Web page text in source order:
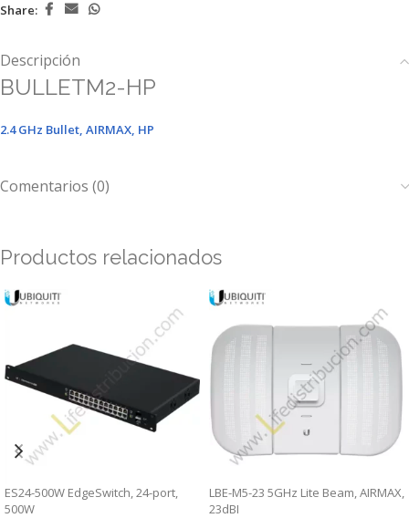
Share:
Descripción
BULLETM2-HP
2.4 GHz Bullet, AIRMAX, HP
Comentarios (0)
Productos relacionados
ES24-500W EdgeSwitch, 24-port,
500W
LBE-M5-23 5GHz Lite Beam, AIRMAX,
23dBI